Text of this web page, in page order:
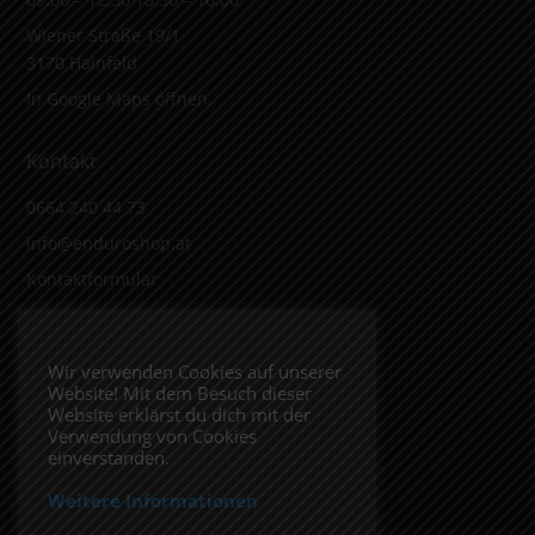
Wiener Straße 19/1
3170 Hainfeld
In Google Maps öffnen.
Kontakt
0664 240 44 73
info@enduroshop.at
Kontaktformular
Impressum
Datenschutzerklärung
Folge uns
Wir verwenden Cookies auf unserer
Website! Mit dem Besuch dieser
Website erklärst du dich mit der
Verwendung von Cookies
einverstanden.
Weitere Informationen